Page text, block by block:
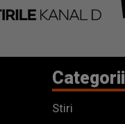
Categorii
Stiri